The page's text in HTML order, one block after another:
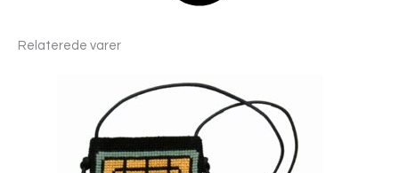
Relaterede varer